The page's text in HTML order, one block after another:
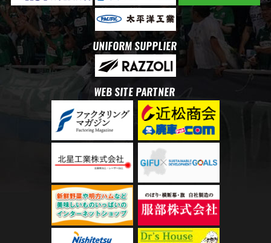
UNIFORM SUPPLIER
WEB SITE PARTNER